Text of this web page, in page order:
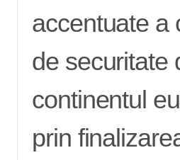
accentuate a
de securitate
continentul
prin